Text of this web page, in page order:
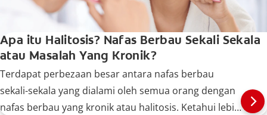
Apa itu Halitosis? Nafas Berbau Sekali Sekala
atau Masalah Yang Kronik?
Terdapat perbezaan besar antara nafas berbau
sekali-sekala yang dialami oleh semua orang dengan
nafas berbau yang kronik atau halitosis. Ketahui lebih